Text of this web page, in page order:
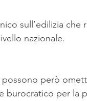
sull’edilizia che
nazionale.
però
burocratico per la